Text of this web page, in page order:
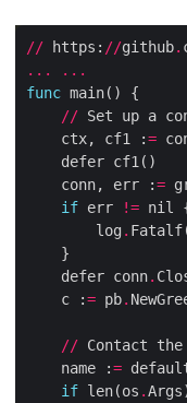
// https: //github.
...
...
func
// Set up a
    ctx, cf1 :
=
    conn, err :
=
if err !=
        log
.
    defer conn
.
    c :
= pb.
// Contact
    name :
=
if len(os .